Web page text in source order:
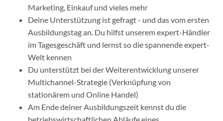
Marketing, Einkauf und vieles mehr
Deine Unterstützung ist gefragt - und das vom ersten
Ausbildungstag an. Du hilfst unserem expert-Händler
im Tagesgeschäft und lernst so die spannende expert-
Welt kennen
Du unterstützt bei der Weiterentwicklung unserer
Multichannel-Strategie (Verknüpfung von
stationärem und Online Handel)
Am Ende deiner Ausbildungszeit kennst du die